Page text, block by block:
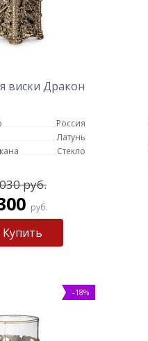
виски Дракон
Россия
Латунь
Стекло
руб.
руб.
Купить
-18%